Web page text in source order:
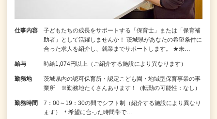
仕事内容
子どもたちの成長をサポートする「保育士」または「保育補
助者」として活躍しませんか！ 茨城県があなたの希望条件に
合った求人を紹介し、就業までサポートします。 ★未…
給与 時給1,074円以上（ご紹介する施設により異なります）
勤務地
茨城県内の認可保育所・認定こども園・地域型保育事業の事
業所 ※勤務地たくさんあります！（転勤の可能性：なし）
勤務時間
7：00～19：30の間でシフト制（紹介する施設により異なり
ます） ＊希望に合った時間帯で…